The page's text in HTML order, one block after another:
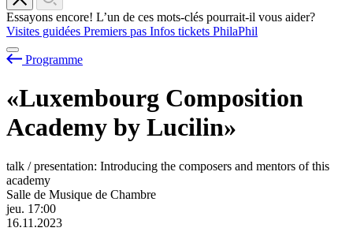
Essayons encore! L’un de ces mots-clés pourrait-il vous aider?
Visites guidées Premiers pas Infos tickets PhilaPhil
Programme
«Luxembourg Composition
Academy by Lucilin»
talk / presentation: Introducing the composers and mentors of this
academy
Salle de Musique de Chambre
jeu. 17:00
16.11.2023